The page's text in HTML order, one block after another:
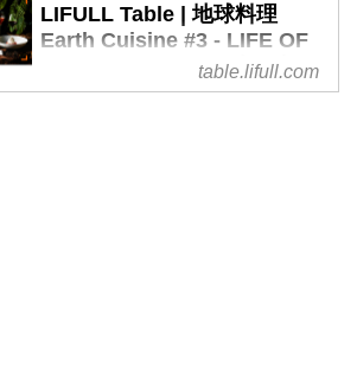
LIFULL Table | 地球料理
Earth Cuisine #3 - LIFE OF
CACAO カカオの一生に寄り
添い、味わい尽くす。新しい
table.lifull.com